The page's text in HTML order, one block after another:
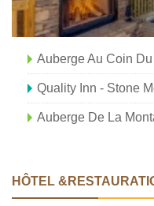
Auberge Au Coin
Quality Inn - Stone
Auberge De La
HÔTEL